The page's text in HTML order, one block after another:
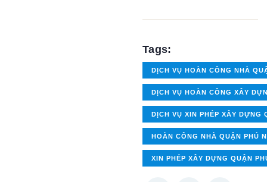
Tags:
DỊCH VỤ HOÀN CÔNG NHÀ
DỊCH VỤ HOÀN CÔNG XÂY
DỊCH VỤ XIN PHÉP XÂY DỰNG
HOÀN CÔNG NHÀ QUẬN PHÚ
XIN PHÉP XÂY DỰNG QUẬN